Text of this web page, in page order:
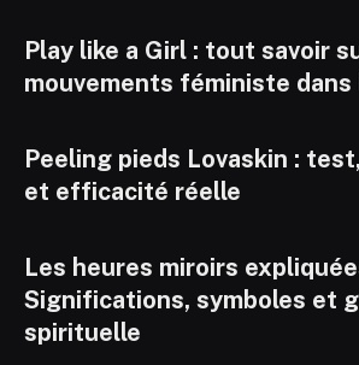
Play like a Girl : tout savoir
mouvements féministe
Peeling pieds Lovaskin :
et efficacité réelle
Les heures miroirs
Significations, symboles et
spirituelle